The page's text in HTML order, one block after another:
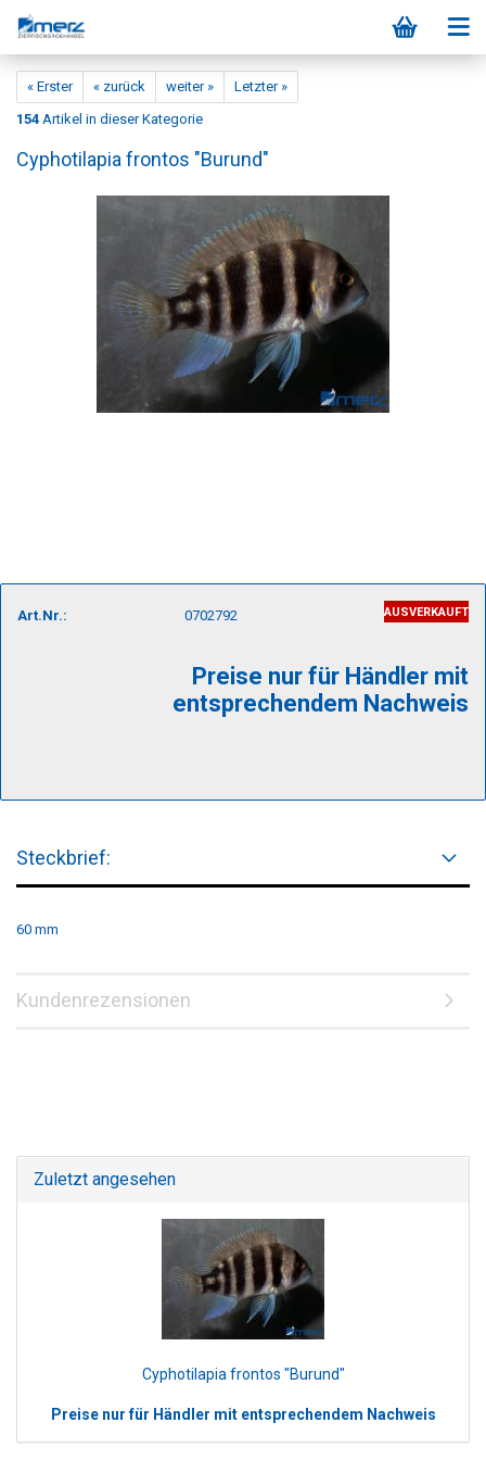
« Erster « zurück weiter »
Letzter »
154 Artikel in dieser Kategorie
Cyphotilapia frontos "Burund"
AUSVERKAUFT
Art.Nr.: 0702792
Preise nur für Händler mit
entsprechendem Nachweis
Steckbrief:
60 mm
Kundenrezensionen
Zuletzt angesehen
Cyphotilapia frontos "Burund"
Preise nur für Händler mit entsprechendem Nachweis